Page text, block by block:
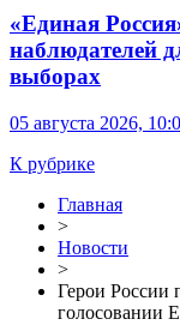
«Единая
наблюдателей
выборах
05 августа 2026,
К рубрике
Главная
>
Новости
>
Герои России
голосовании